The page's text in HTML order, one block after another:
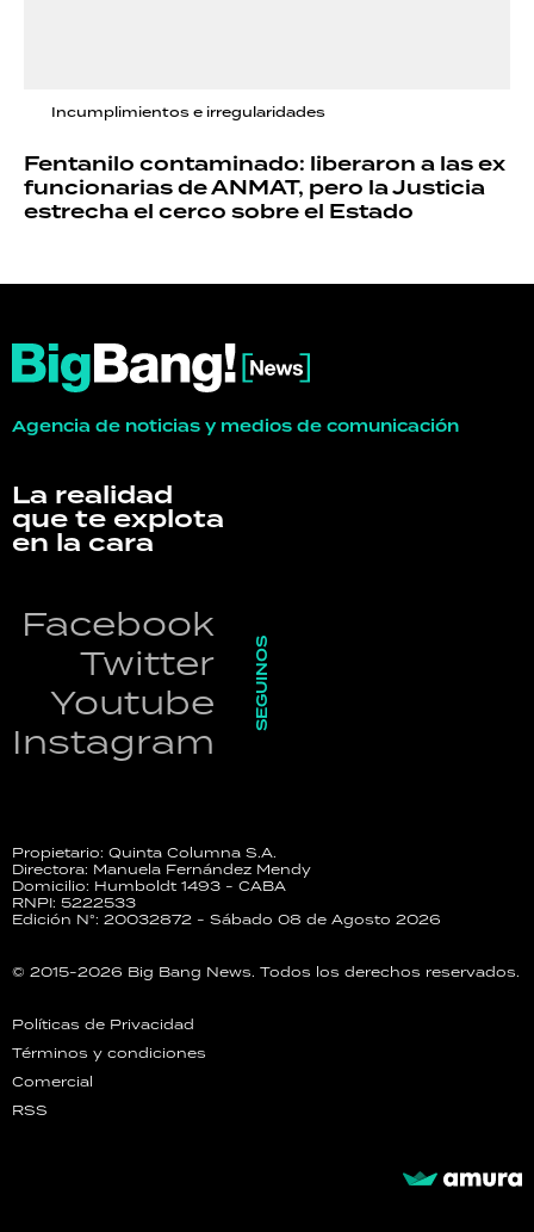
Incumplimientos e irregularidades
Fentanilo contaminado: liberaron a las ex
funcionarias de ANMAT, pero la Justicia
estrecha el cerco sobre el Estado
Agencia de noticias y medios de comunicación
La realidad
que te explota
en la cara
Facebook
Twitter
Youtube
Instagram
SEGUINOS
Propietario: Quinta Columna S.A.
Directora: Manuela Fernández Mendy
Domicilio: Humboldt 1493 - CABA
RNPI: 5222533
Edición N°: 20032872 - Sábado 08 de Agosto 2026
© 2015-2026 Big Bang News. Todos los derechos reservados.
Políticas de Privacidad
Términos y condiciones
Comercial
RSS